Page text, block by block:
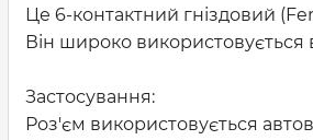
Це 6-контактний гніздовий
Він широко використовується
Застосування:
Роз'єм використовується